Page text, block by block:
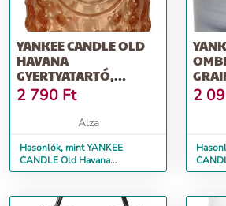
YANKEE CANDLE OLD
HAVANA
GYERTYATARTÓ,
NARANCSSZÍN
2 790 Ft
Alza
Hasonlók, mint YANKEE
CANDLE Old Havana
Gyertyatartó, narancsszín
2
Grain